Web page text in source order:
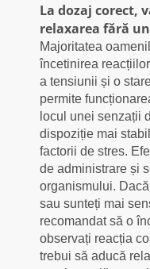
La dozaj corect,
relaxarea fără
Majoritatea
încetinirea
a tensiunii și o
permite
locul unei senzații
dispoziție mai
factorii de stres.
de administrare și
organismului.
sau sunteți mai
recomandat să o
observați reacția
trebui să aducă